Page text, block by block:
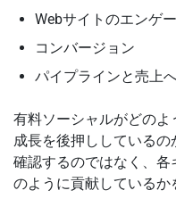
Webサイトのエンゲ
コンバージョン
パイプラインと売上
有料ソーシャルがどの
成長を後押ししている
確認するのではなく、
のように貢献しているか